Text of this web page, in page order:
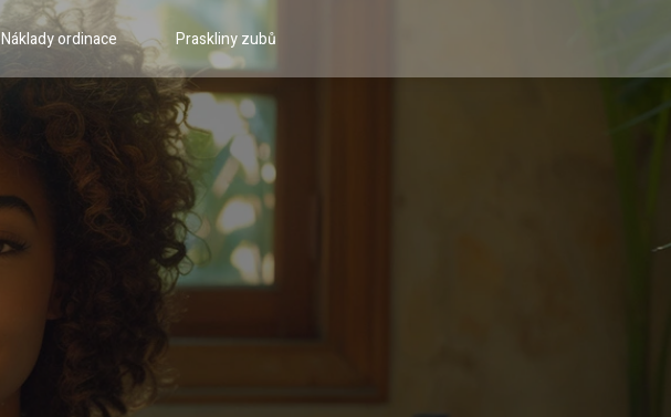
Náklady ordinace Praskliny zubů